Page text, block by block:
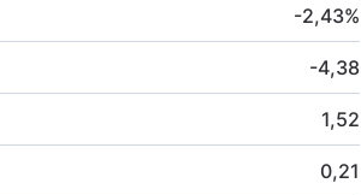
-2,43%
-4,38
1,52
0,21